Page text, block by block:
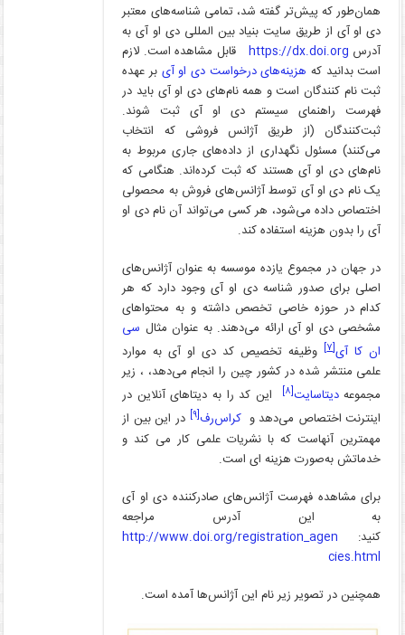
همان‌طور که پیش‌تر گفته شد، تمامی شناسه‌های معتبر
دی او آی از طریق سایت بنیاد بین المللی دی او آی به
آدرس https://dx.doi.org قابل مشاهده است. لازم
است بدانید که هزینه‌های درخواست دی او آی بر عهده
ثبت نام کنندگان است و همه نام‌های دی او آی باید در
فهرست راهنمای سیستم دی او آی ثبت شوند.
ثبت‌کنندگان (از طریق آژانس فروشی که انتخاب
می‌کنند) مسئول نگهداری از داده‌های جاری مربوط به
نام‌های دی او آی هستند که ثبت کرده‌اند. هنگامی که
یک نام دی او آی توسط آژانس‌های فروش به محصولی
اختصاص داده می‌شود، هر کسی می‌تواند آن نام دی او
آی را بدون هزینه استفاده کند.
در جهان در مجموع یازده موسسه به عنوان آژانس‌های
اصلی برای صدور شناسه دی او آی وجود دارد که هر
کدام در حوزه خاصی تخصص داشته و به محتواهای
مشخصی دی او آی ارائه می‌دهند. به عنوان مثال سی
ان کا آی[۷]
وظیفه تخصیص کد دی او آی به موارد
علمی منتشر شده در کشور چین را انجام می‌دهد، ، زیر
مجموعهدیتاسایت[۸]
این کد را به دیتاهای آنلاین در
اینترنت اختصاص می‌دهد وکراس‌رف[۹]
در این بین از
مهمترین آنهاست که با نشریات علمی کار می کند و
خدماتش به‌صورت هزینه ای است.
برای مشاهده فهرست آژانس‌های صادرکننده دی او آی
به این آدرس مراجعه
کنید: http://www.doi.org/registration_agen
cies.html
همچنین در تصویر زیر نام این آژانس‌ها آمده است.